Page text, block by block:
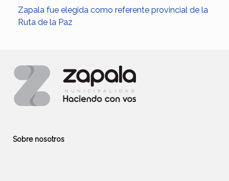
Zapala fue elegida como referente provincial de la
Ruta de la Paz
Sobre nosotros